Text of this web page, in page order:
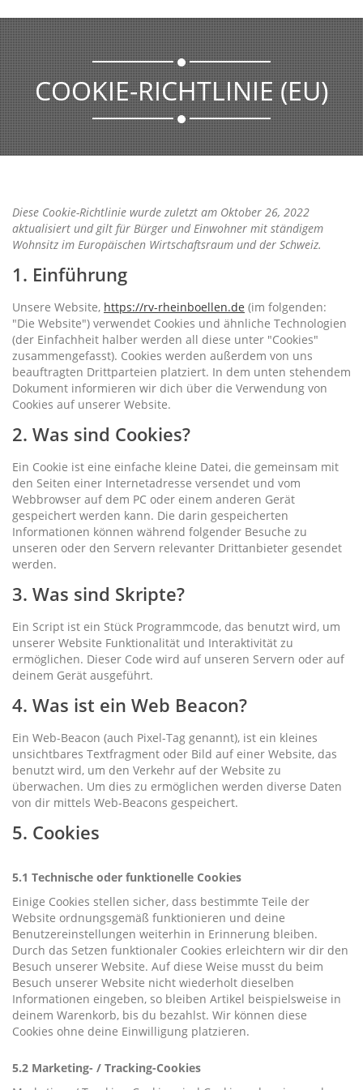
COOKIE-RICHTLINIE (EU)
Diese Cookie-Richtlinie wurde zuletzt am Oktober 26, 2022
aktualisiert und gilt für Bürger und Einwohner mit ständigem
Wohnsitz im Europäischen Wirtschaftsraum und der Schweiz.
1. Einführung
Unsere Website, https://rv-rheinboellen.de (im folgenden:
"Die Website") verwendet Cookies und ähnliche Technologien
(der Einfachheit halber werden all diese unter "Cookies"
zusammengefasst). Cookies werden außerdem von uns
beauftragten Drittparteien platziert. In dem unten stehendem
Dokument informieren wir dich über die Verwendung von
Cookies auf unserer Website.
2. Was sind Cookies?
Ein Cookie ist eine einfache kleine Datei, die gemeinsam mit
den Seiten einer Internetadresse versendet und vom
Webbrowser auf dem PC oder einem anderen Gerät
gespeichert werden kann. Die darin gespeicherten
Informationen können während folgender Besuche zu
unseren oder den Servern relevanter Drittanbieter gesendet
werden.
3. Was sind Skripte?
Ein Script ist ein Stück Programmcode, das benutzt wird, um
unserer Website Funktionalität und Interaktivität zu
ermöglichen. Dieser Code wird auf unseren Servern oder auf
deinem Gerät ausgeführt.
4. Was ist ein Web Beacon?
Ein Web-Beacon (auch Pixel-Tag genannt), ist ein kleines
unsichtbares Textfragment oder Bild auf einer Website, das
benutzt wird, um den Verkehr auf der Website zu
überwachen. Um dies zu ermöglichen werden diverse Daten
von dir mittels Web-Beacons gespeichert.
5. Cookies
5.1 Technische oder funktionelle Cookies
Einige Cookies stellen sicher, dass bestimmte Teile der
Website ordnungsgemäß funktionieren und deine
Benutzereinstellungen weiterhin in Erinnerung bleiben.
Durch das Setzen funktionaler Cookies erleichtern wir dir den
Besuch unserer Website. Auf diese Weise musst du beim
Besuch unserer Website nicht wiederholt dieselben
Informationen eingeben, so bleiben Artikel beispielsweise in
deinem Warenkorb, bis du bezahlst. Wir können diese
Cookies ohne deine Einwilligung platzieren.
5.2 Marketing- / Tracking-Cookies